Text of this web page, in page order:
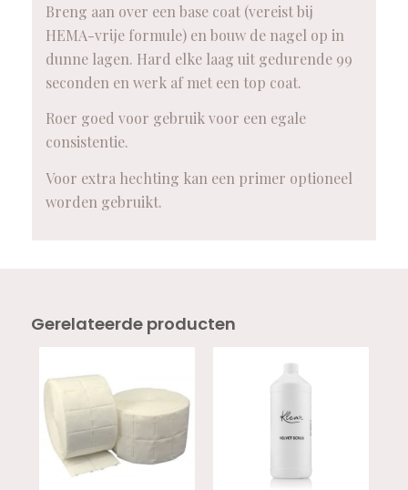
Breng aan over een base coat (vereist bij
HEMA-vrije formule) en bouw de nagel op in
dunne lagen. Hard elke laag uit gedurende 99
seconden en werk af met een top coat.
Roer goed voor gebruik voor een egale
consistentie.
Voor extra hechting kan een primer optioneel
worden gebruikt.
Gerelateerde producten